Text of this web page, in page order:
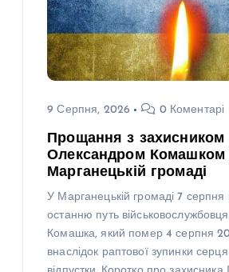
9 Серпня, 2026 0 Коментарі
Прощання з захисником
Олександром Комашком
Марганецькій громаді
У Марганецькій громаді 7
останню путь
Комашка, який помер 4 серпня
внаслідок раптової зупинки